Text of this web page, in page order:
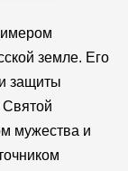
земле. Его
защиты
мужества и